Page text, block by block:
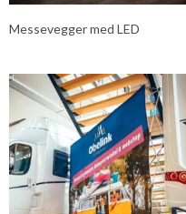
Messevegger med LED